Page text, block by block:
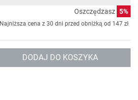
Oszczędzasz 5%
Najniższa cena z 30 dni przed obniżką od 147 zł
DODAJ DO KOSZYKA